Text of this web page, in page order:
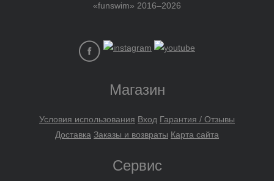
«funswim» 2016–2026
Магазин
Условия использования Вход Гарантия / Отзывы
Доставка Заказы и возвраты Карта сайта
Сервис